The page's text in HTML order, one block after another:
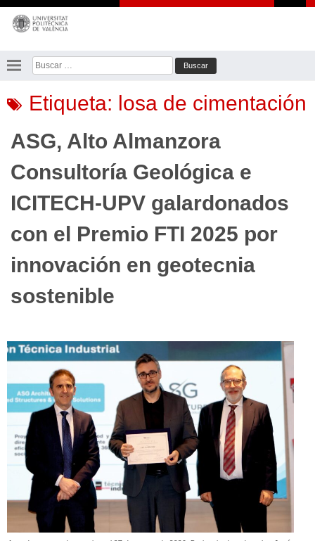
Saltar
contenido
Buscar:
Etiqueta: losa de cimentación
ASG, Alto Almanzora
Consultoría Geológica e
ICITECH-UPV galardonados
con el Premio FTI 2025 por
innovación en geotecnia
sostenible